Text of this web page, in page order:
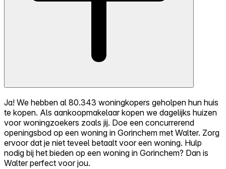
Ja! We hebben al 80.343 woningkopers geholpen hun huis
te kopen. Als aankoopmakelaar kopen we dagelijks huizen
voor woningzoekers zoals jij. Doe een concurrerend
openingsbod op een woning in Gorinchem met Walter. Zorg
ervoor dat je niet teveel betaalt voor een woning. Hulp
nodig bij het bieden op een woning in Gorinchem? Dan is
Walter perfect voor jou.